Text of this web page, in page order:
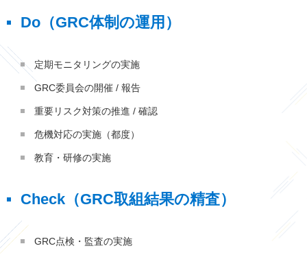
Do（GRC体制の運用）
定期モニタリングの実施
GRC委員会の開催 / 報告
重要リスク対策の推進 / 確認
危機対応の実施（都度）
教育・研修の実施
Check（GRC取組結果の精査）
GRC点検・監査の実施